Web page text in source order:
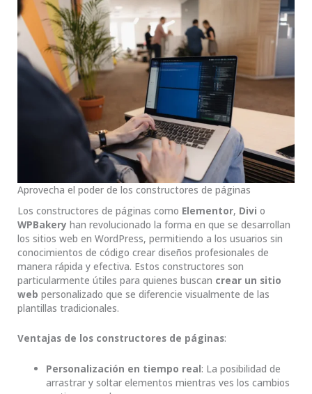
Aprovecha el poder de los constructores de páginas
Los constructores de páginas como Elementor, Divi o
WPBakery han revolucionado la forma en que se desarrollan
los sitios web en WordPress, permitiendo a los usuarios sin
conocimientos de código crear diseños profesionales de
manera rápida y efectiva. Estos constructores son
particularmente útiles para quienes buscan crear un sitio
web personalizado que se diferencie visualmente de las
plantillas tradicionales.
Ventajas de los constructores de páginas:
Personalización en tiempo real: La posibilidad de
arrastrar y soltar elementos mientras ves los cambios